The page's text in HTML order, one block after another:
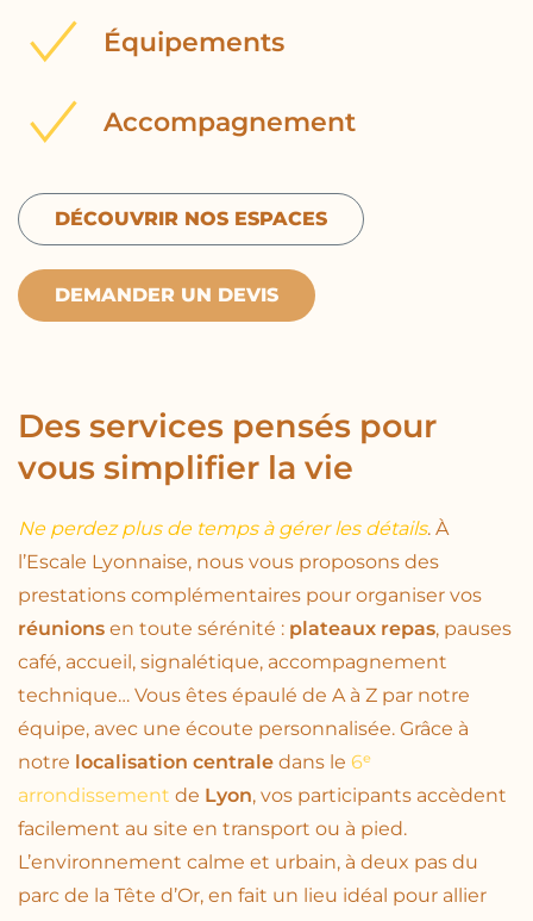
Équipements
Accompagnement
DÉCOUVRIR NOS ESPACES
DEMANDER UN DEVIS
Des services pensés pour
vous simplifier la vie
Ne perdez plus de temps à gérer les détails. À
l’Escale Lyonnaise, nous vous proposons des
prestations complémentaires pour organiser vos
réunions en toute sérénité : plateaux repas, pauses
café, accueil, signalétique, accompagnement
technique… Vous êtes épaulé de A à Z par notre
équipe, avec une écoute personnalisée. Grâce à
notre localisation centrale dans le 6ᵉ
arrondissement de Lyon, vos participants accèdent
facilement au site en transport ou à pied.
L’environnement calme et urbain, à deux pas du
parc de la Tête d’Or, en fait un lieu idéal pour allier